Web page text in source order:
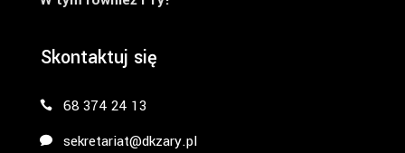
Skontaktuj się
68 374 24 13
sekretariat@dkzary.pl